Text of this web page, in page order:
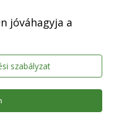
jóváhagyja a
szabályzat